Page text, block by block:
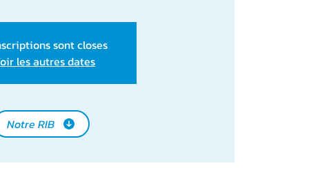
sont closes
les autres dates
Notre RIB